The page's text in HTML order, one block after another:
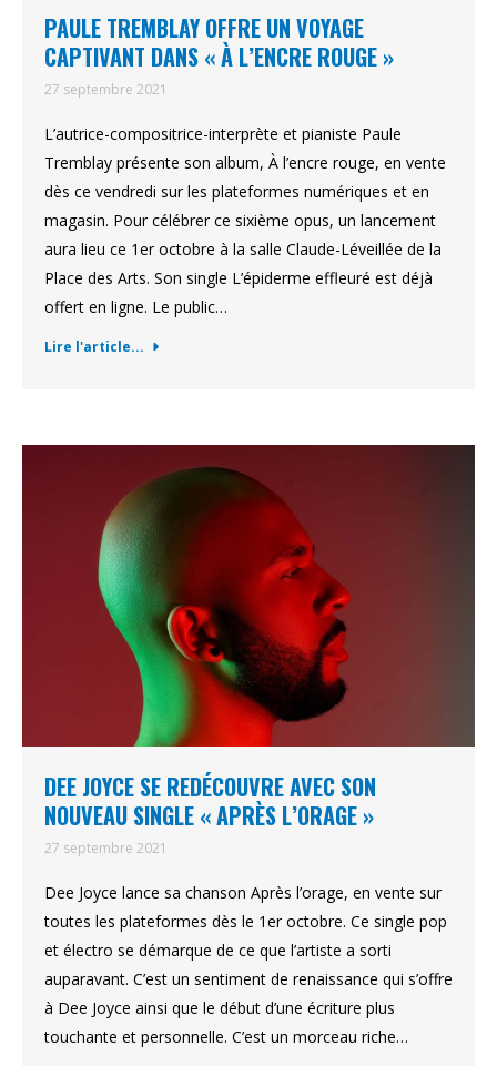
PAULE TREMBLAY OFFRE UN VOYAGE
CAPTIVANT DANS « À L’ENCRE ROUGE »
27 septembre 2021
L’autrice-compositrice-interprète et pianiste Paule
Tremblay présente son album, À l’encre rouge, en vente
dès ce vendredi sur les plateformes numériques et en
magasin. Pour célébrer ce sixième opus, un lancement
aura lieu ce 1er octobre à la salle Claude-Léveillée de la
Place des Arts. Son single L’épiderme effleuré est déjà
offert en ligne. Le public…
Lire l'article...
DEE JOYCE SE REDÉCOUVRE AVEC SON
NOUVEAU SINGLE « APRÈS L’ORAGE »
27 septembre 2021
Dee Joyce lance sa chanson Après l’orage, en vente sur
toutes les plateformes dès le 1er octobre. Ce single pop
et électro se démarque de ce que l’artiste a sorti
auparavant. C’est un sentiment de renaissance qui s’offre
à Dee Joyce ainsi que le début d’une écriture plus
touchante et personnelle. C’est un morceau riche…